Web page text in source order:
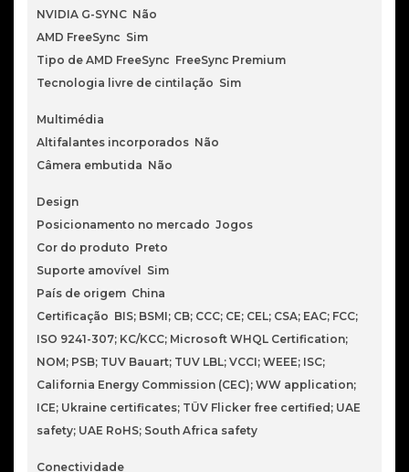
NVIDIA G-SYNC Não
AMD FreeSync Sim
Tipo de AMD FreeSync FreeSync Premium
Tecnologia livre de cintilação Sim
Multimédia
Altifalantes incorporados Não
Câmera embutida Não
Design
Posicionamento no mercado Jogos
Cor do produto Preto
Suporte amovível Sim
País de origem China
Certificação BIS; BSMI; CB; CCC; CE; CEL; CSA; EAC; FCC;
ISO 9241-307; KC/KCC; Microsoft WHQL Certification;
NOM; PSB; TUV Bauart; TUV LBL; VCCI; WEEE; ISC;
California Energy Commission (CEC); WW application;
ICE; Ukraine certificates; TÜV Flicker free certified; UAE
safety; UAE RoHS; South Africa safety
Conectividade